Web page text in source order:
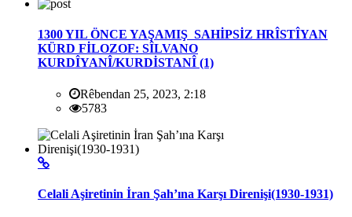
1300 YIL ÖNCE YAŞAMIŞ SAHİPSİZ HRÎSTÎYAN
KÜRD FİLOZOF: SÎLVANO
KURDÎYANÎ/KURDİSTANÎ (1)
Rêbendan 25, 2023, 2:18
5783
Celali Aşiretinin İran Şah’ına Karşı Direnişi(1930-1931)